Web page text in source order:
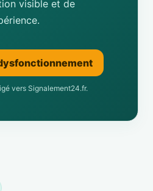
visible et de
vers Signalement24.fr.